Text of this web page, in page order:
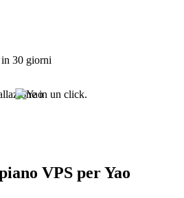
30 giorni
VPS per Yao